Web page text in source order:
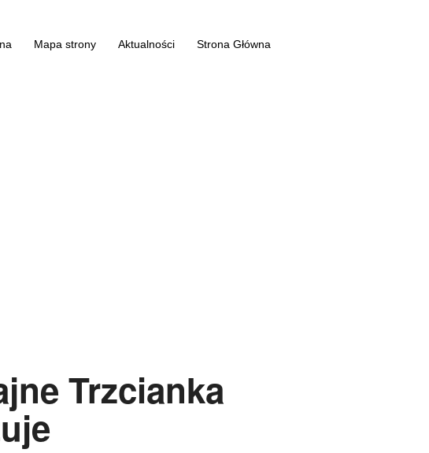
Mapa strony Aktualności Strona Główna
Trzcianka